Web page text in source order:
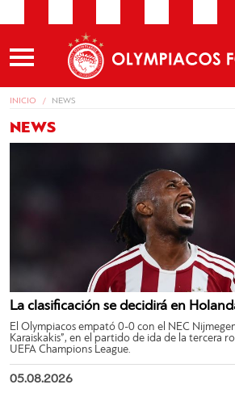
INICIO NEWS
NEWS
La clasificación se decidirá en
El Olympiacos empató 0-0 con el NEC
Karaiskakis”, en el partido de ida de la tercera
UEFA Champions League.
05.08.2026